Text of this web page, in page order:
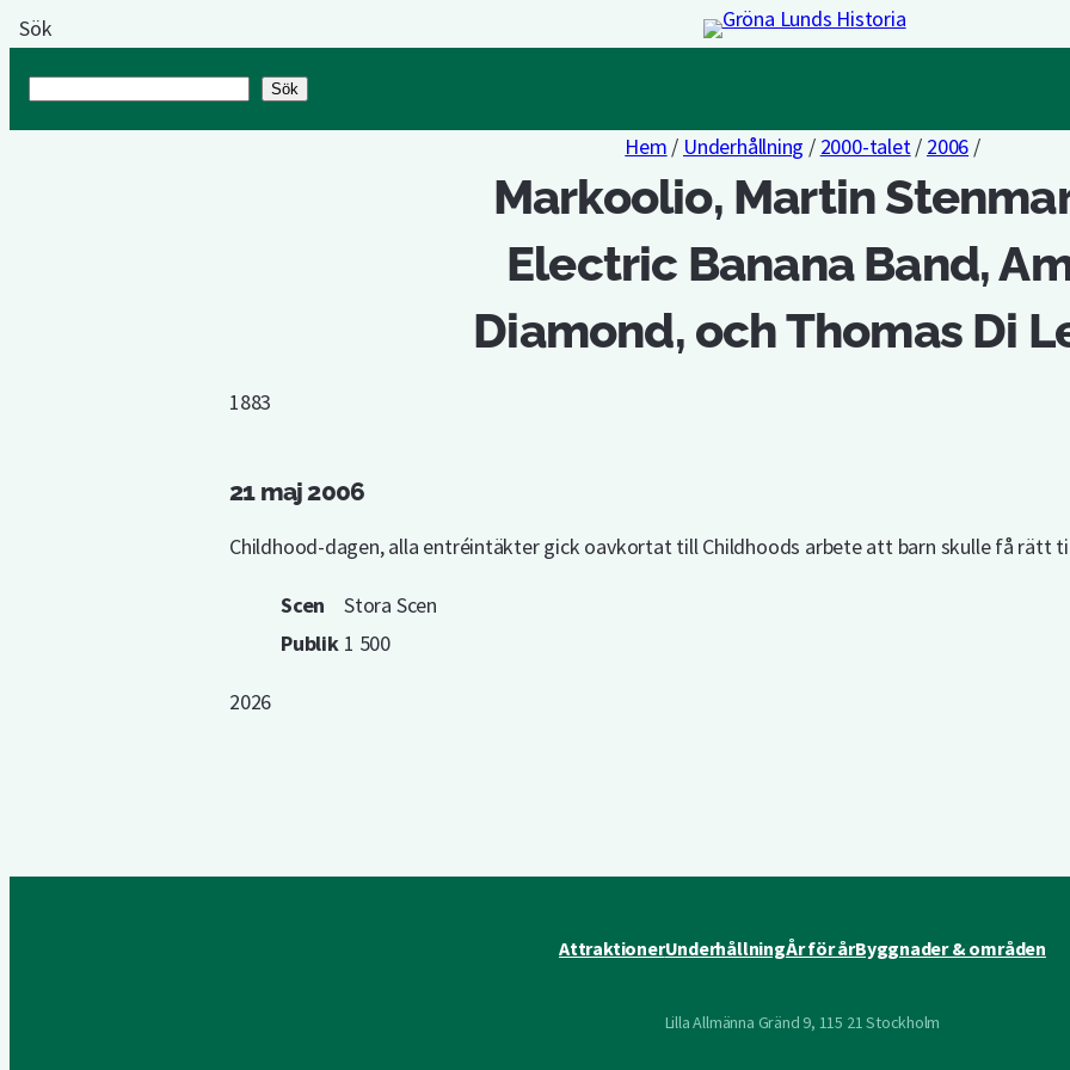
Sök
Sök
Hem / Underhållning / 2000-talet/ 2006 /
Markoolio, Martin
Electric Banana Band,
Diamond, och Thomas Di
1883
21 maj 2006
Childhood-dagen, alla entréintäkter gick oavkortat till Childhoods arbete att barn skulle få rätt
Scen
Stora Scen
Publik 1 500
2026
AttraktionerUnderhållningÅr för årByggnader & områden
Lilla Allmänna Gränd 9, 115 21 Stockholm